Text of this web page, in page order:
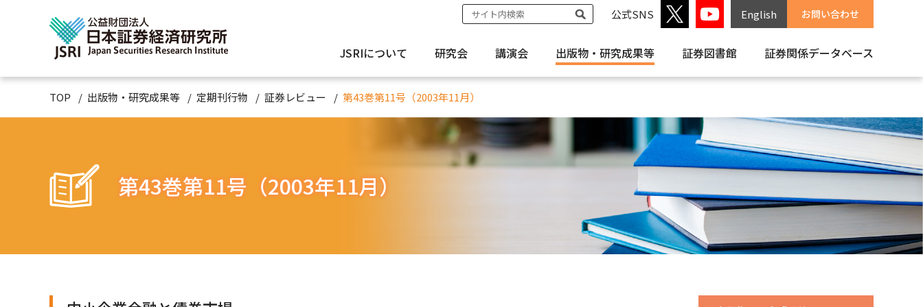
公式SNS English お問い合わせ
JSRIについて 研究会 講演会 出版物・ 研究成果等 証券図書館 証券関係データベース
TOP 出版物・研究成果等 定期刊行物 証券レビュー 第43巻第11号（2003年11月）
第43巻第11号（2003年11月）